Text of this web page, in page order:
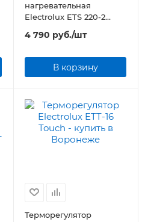
нагревательная
Electrolux ETS 220-2
(комплект теплого пола)
4 790 руб./шт
В корзину
Терморегулятор